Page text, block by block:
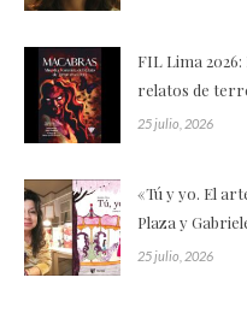
FIL Lima
relatos de
25 julio, 2026
«Tú y yo. El
Plaza y
25 julio, 2026